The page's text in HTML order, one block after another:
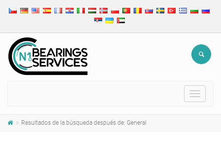
Toggle
Resultados de la búsqueda después de: General